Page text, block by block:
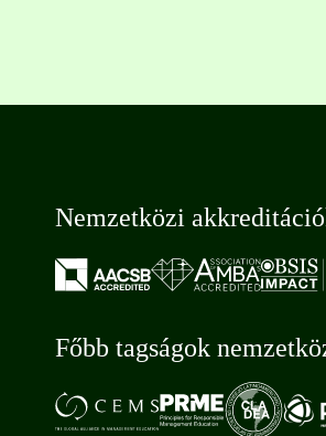
Nemzetközi
Főbb tagságok